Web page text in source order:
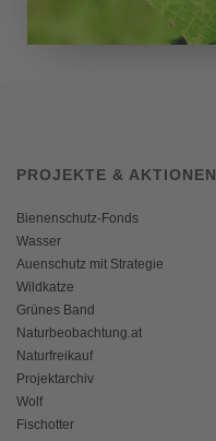
PROJEKTE & AKTIONEN
Bienenschutz-Fonds
Wasser
Auenschutz mit Strategie
Wildkatze
Grünes Band
Naturbeobachtung.at
Naturfreikauf
Projektarchiv
Wolf
Fischotter